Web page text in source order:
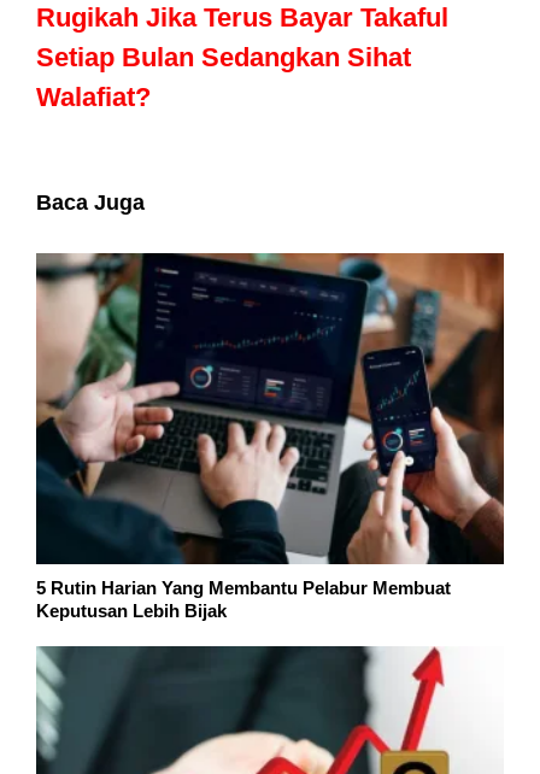
Rugikah Jika Terus Bayar Takaful
Setiap Bulan Sedangkan Sihat
Walafiat?
Baca Juga
5 Rutin Harian Yang Membantu Pelabur Membuat
Keputusan Lebih Bijak